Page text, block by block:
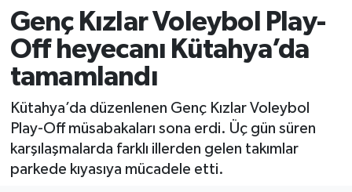
Genç Kızlar Voleybol Play-
Off heyecanı Kütahya’da
tamamlandı
Kütahya’da düzenlenen Genç Kızlar Voleybol
Play-Off müsabakaları sona erdi. Üç gün süren
karşılaşmalarda farklı illerden gelen takımlar
parkede kıyasıya mücadele etti.
Bölge
Çavdarhisar
Dumlupınar
Dünya
Son Dakika Haberleri
Haber Arşivi